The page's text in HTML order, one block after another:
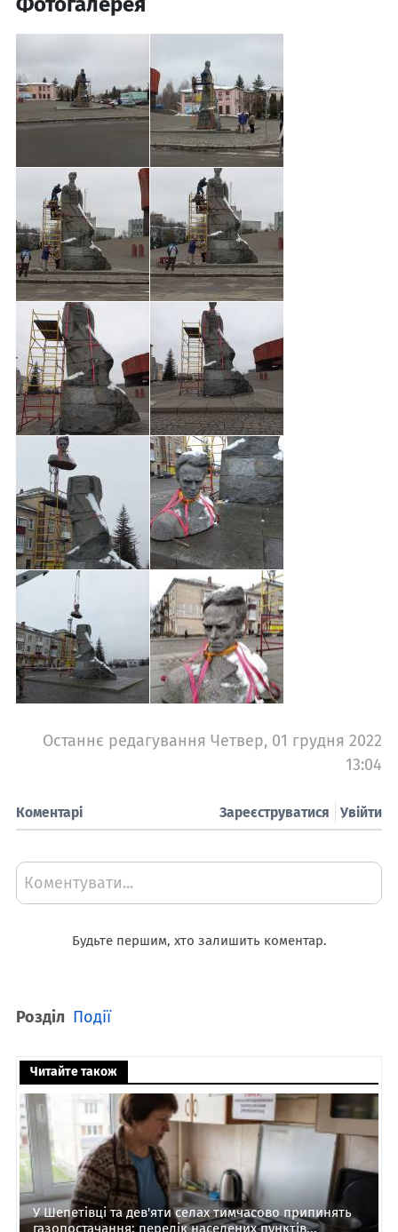
Останнє редагування Четвер, 01 грудня 2022
13:04
Коментарі Увійти
Зареєструватися
Коментувати...
Будьте першим, хто залишить коментар.
Розділ Події
Читайте також
У Шепетівці та дев'яти селах тимчасово припинять
газопостачання: перелік населених пунктів...